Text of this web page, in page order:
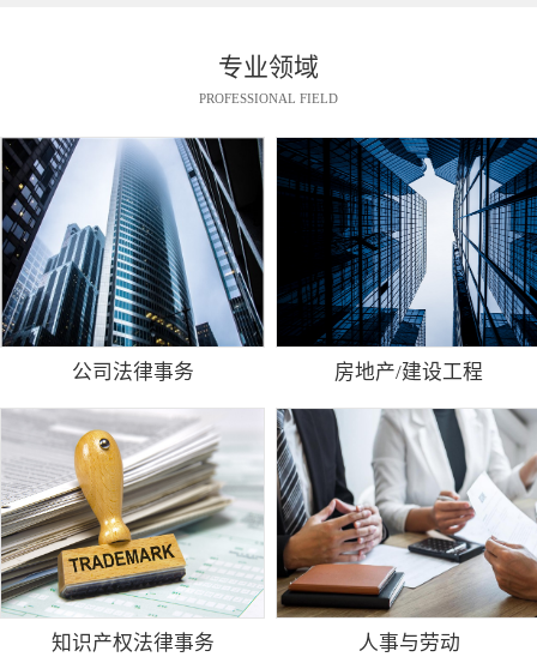
专业领域
PROFESSIONAL FIELD
公司法律事务 房地产/建设工程
知识产权法律事务 人事与劳动